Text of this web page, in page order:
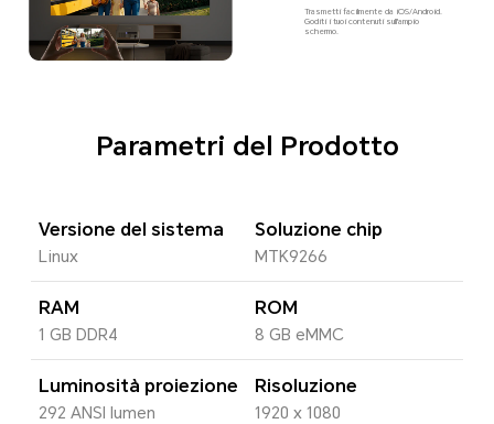
Trasmetti facilmente da iOS/Android.
Goditi i tuoi contenuti sull'ampio
schermo.
Parametri del Prodotto
Versione del sistema
Linux
Soluzione chip
MTK9266
RAM
1 GB DDR4
ROM
8 GB eMMC
Luminosità proiezione
292 ANSI lumen
Risoluzione
1920 x 1080